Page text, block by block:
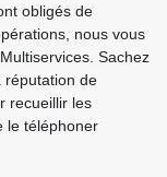
obligés de
nous vous
Sachez
réputation de
recueillir les
le téléphoner